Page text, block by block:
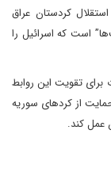
کردستان عراق
است که اسرائیل را
مانند جنگ ۷ اکتبر، انتظارات برای تقویت این روابط
از کردهای سوریه
عمل کند.